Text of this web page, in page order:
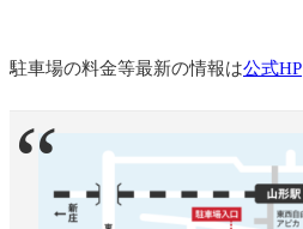
駐車場の料金等最新の情報は公式HP